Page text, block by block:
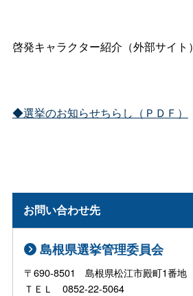
啓発キャラクター紹介（外部サイト）
◆選挙のお知らせちらし（ＰＤＦ）
お問い合わせ先
島根県選挙管理委員会
〒690-8501 島根県松江市殿町1番地
ＴＥＬ 0852-22-5064